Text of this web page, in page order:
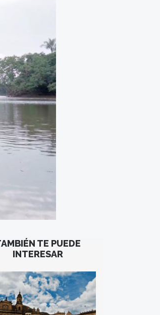
TE PUEDE
INTERESAR